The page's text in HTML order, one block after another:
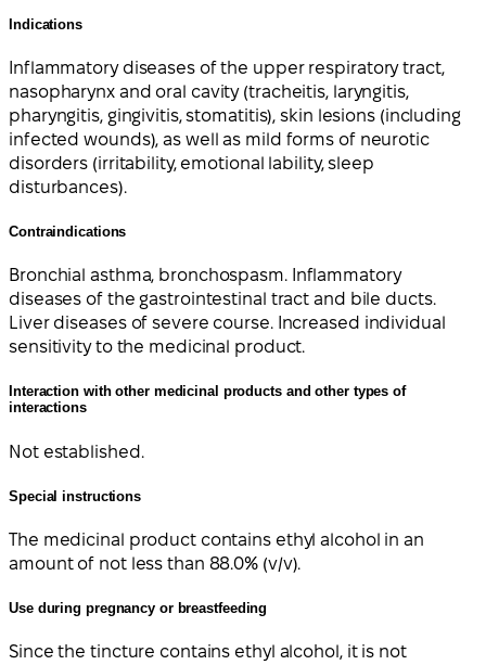
Indications
Inflammatory diseases of the upper respiratory tract,
nasopharynx and oral cavity (tracheitis, laryngitis,
pharyngitis, gingivitis, stomatitis), skin lesions (including
infected wounds), as well as mild forms of neurotic
disorders (irritability, emotional lability, sleep
disturbances).
Contraindications
Bronchial asthma, bronchospasm. Inflammatory
diseases of the gastrointestinal tract and bile ducts.
Liver diseases of severe course. Increased individual
sensitivity to the medicinal product.
Interaction with other medicinal products and other types of
interactions
Not established.
Special instructions
The medicinal product contains ethyl alcohol in an
amount of not less than 88.0% (v/v).
Use during pregnancy or breastfeeding
Since the tincture contains ethyl alcohol, it is not